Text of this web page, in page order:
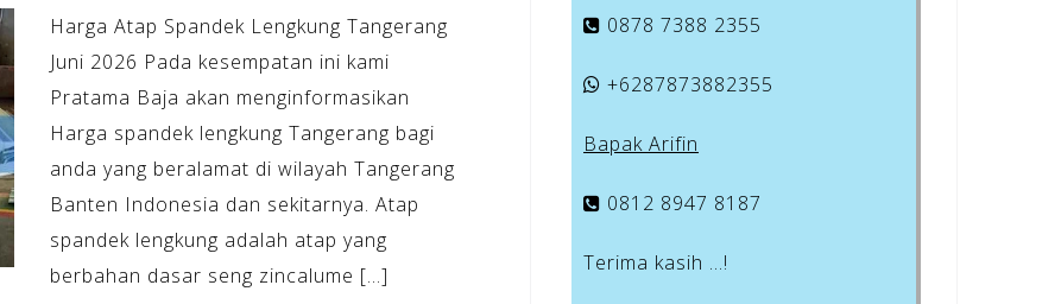
Harga Atap Spandek Lengkung Tangerang
Juni 2026 Pada kesempatan ini kami
Pratama Baja akan menginformasikan
Harga spandek lengkung Tangerang bagi
anda yang beralamat di wilayah Tangerang
Banten Indonesia dan sekitarnya. Atap
spandek lengkung adalah atap yang
berbahan dasar seng zincalume […]
0878 7388 2355
+6287873882355
Bapak Arifin
0812 8947 8187
Terima kasih …!